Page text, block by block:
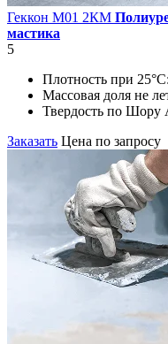
Геккон М01 2КМ
мастика
5
Плотность при 25°С:
Массовая доля не
Твердость по Шору
Заказать Цена по запросу